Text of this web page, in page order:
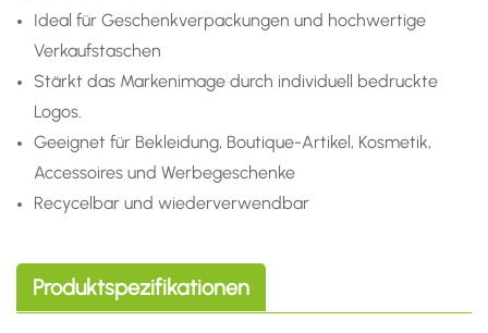
Ideal für Geschenkverpackungen und hochwertige
Verkaufstaschen
Stärkt das Markenimage durch individuell bedruckte
Logos.
Geeignet für Bekleidung, Boutique-Artikel, Kosmetik,
Accessoires und Werbegeschenke
Recycelbar und wiederverwendbar
Produktspezifikationen